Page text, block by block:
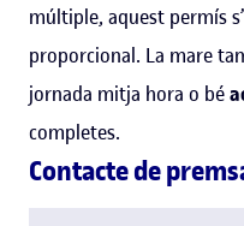
múltiple, aquest permís
proporcional. La mare
jornada mitja hora o bé
completes.
Contacte de